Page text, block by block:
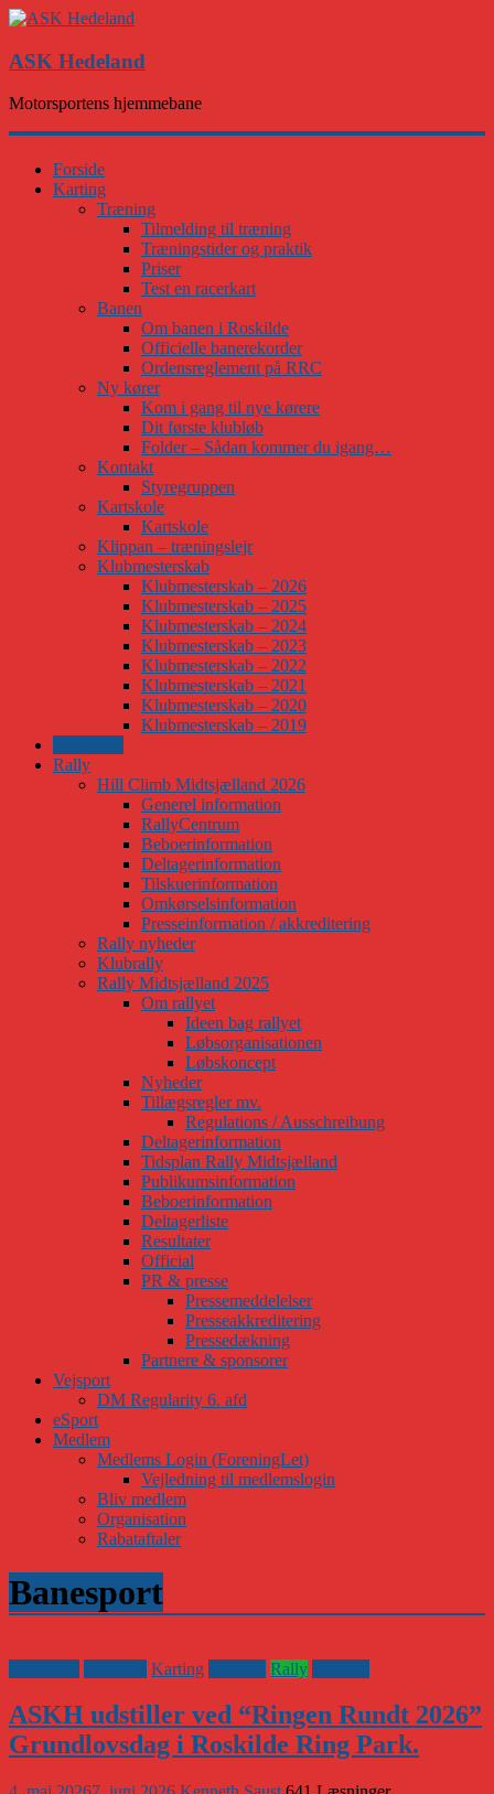
ASK Hedeland
Motorsportens hjemmebane
Forside
Karting
Træning
Tilmelding til træning
Træningstider og praktik
Priser
Test en racerkart
Banen
Om banen i Roskilde
Officielle banerekorder
Ordensreglement på RRC
Ny kører
Kom i gang til nye kørere
Dit første klubløb
Folder – Sådan kommer du igang…
Kontakt
Styregruppen
Kartskole
Kartskole
Klippan – træningslejr
Klubmesterskab
Klubmesterskab – 2026
Klubmesterskab – 2025
Klubmesterskab – 2024
Klubmesterskab – 2023
Klubmesterskab – 2022
Klubmesterskab – 2021
Klubmesterskab – 2020
Klubmesterskab – 2019
Rally
Hill Climb Midtsjælland 2026
Generel information
RallyCentrum
Beboerinformation
Deltagerinformation
Tilskuerinformation
Omkørselsinformation
Presseinformation / akkreditering
Rally nyheder
Klubrally
Rally Midtsjælland 2025
Om rallyet
Ideen bag rallyet
Løbsorganisationen
Løbskoncept
Nyheder
Tillægsregler mv.
Regulations / Ausschreibung
Deltagerinformation
Tidsplan Rally Midtsjælland
Publikumsinformation
Beboerinformation
Deltagerliste
Resultater
Official
PR & presse
Pressemeddelelser
Presseakkreditering
Pressedækning
Partnere & sponsorer
Vejsport
DM Regularity 6. afd
eSport
Medlem
Medlems Login (ForeningLet)
Vejledning til medlemslogin
Bliv medlem
Organisation
Rabataftaler
Banesport
Karting Rally
ASKH udstiller ved “Ringen Rundt 2026”
Grundlovsdag i Roskilde Ring Park.